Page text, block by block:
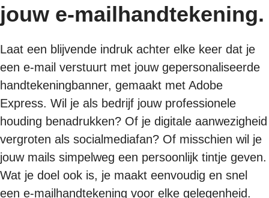
jouw e-mailhandtekening.
Laat een blijvende indruk achter elke keer dat je
een e-mail verstuurt met jouw gepersonaliseerde
handtekeningbanner, gemaakt met Adobe
Express. Wil je als bedrijf jouw professionele
houding benadrukken? Of je digitale aanwezigheid
vergroten als socialmediafan? Of misschien wil je
jouw mails simpelweg een persoonlijk tintje geven.
Wat je doel ook is, je maakt eenvoudig en snel
een e-mailhandtekening voor elke gelegenheid.